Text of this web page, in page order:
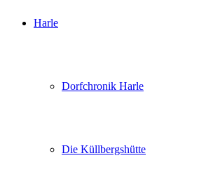
Harle
Dorfchronik Harle
Die Küllbergshütte